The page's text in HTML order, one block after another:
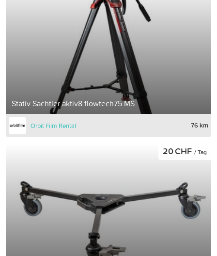
Stativ Sachtler aktiv8 flowtech75 MS
Orbit Film Rental 76 km
20 CHF / Tag